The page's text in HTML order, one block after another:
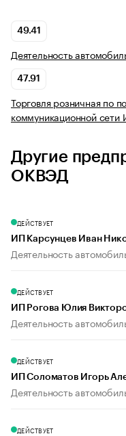
49.41
Деятельность
47.91
Торговля розничная по
коммуникационной сети
Другие
ОКВЭД
ДЕЙСТВУЕТ
ИП Карсунцев Иван
Деятельность
ДЕЙСТВУЕТ
ИП Рогова Юлия
Деятельность
ДЕЙСТВУЕТ
ИП Соломатов Игорь
Деятельность
ДЕЙСТВУЕТ